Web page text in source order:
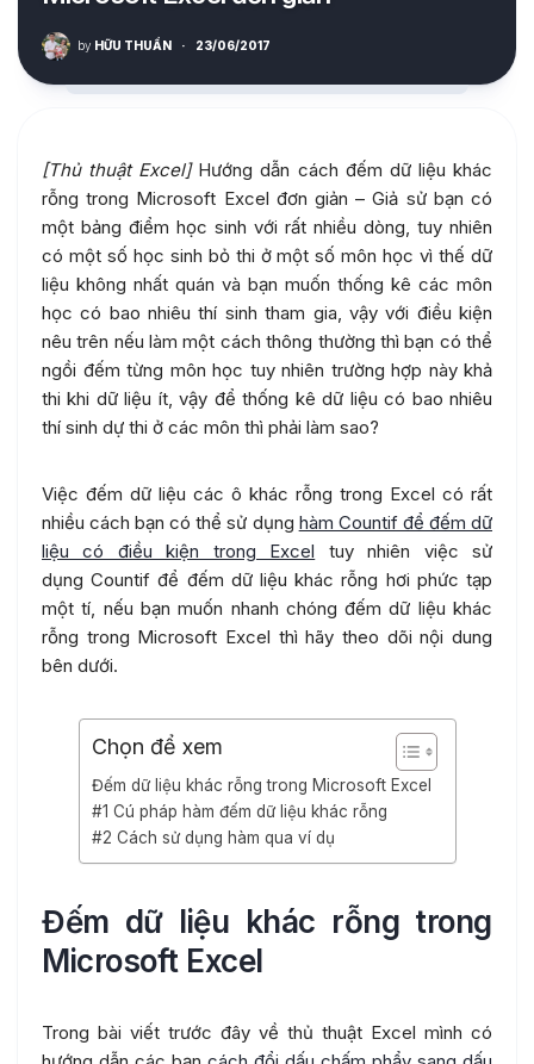
by HỮU THUẦN · 23/06/2017
[Thủ thuật Excel]Hướng dẫn cách đếm dữ liệu khác
rỗng trong Microsoft Excel đơn giản – Giả sử bạn có
một bảng điểm học sinh với rất nhiều dòng, tuy nhiên
có một số học sinh bỏ thi ở một số môn học vì thế dữ
liệu không nhất quán và bạn muốn thống kê các môn
học có bao nhiêu thí sinh tham gia, vậy với điều kiện
nêu trên nếu làm một cách thông thường thì bạn có thể
ngồi đếm từng môn học tuy nhiên trường hợp này khả
thi khi dữ liệu ít, vậy để thống kê dữ liệu có bao nhiêu
thí sinh dự thi ở các môn thì phải làm sao?
Việc đếm dữ liệu các ô khác rỗng trong Excel có rất
nhiều cách bạn có thể sử dụng hàm Countif để đếm dữ
liệu có điều kiện trong Excel tuy nhiên việc sử
dụng Countif để đếm dữ liệu khác rỗng hơi phức tạp
một tí, nếu bạn muốn nhanh chóng đếm dữ liệu khác
rỗng trong Microsoft Excel thì hãy theo dõi nội dung
bên dưới.
Chọn để xem
Đếm dữ liệu khác rỗng trong Microsoft Excel
#1 Cú pháp hàm đếm dữ liệu khác rỗng
#2 Cách sử dụng hàm qua ví dụ
Đếm dữ liệu khác rỗng trong
Microsoft Excel
Trong bài viết trước đây về thủ thuật Excel mình có